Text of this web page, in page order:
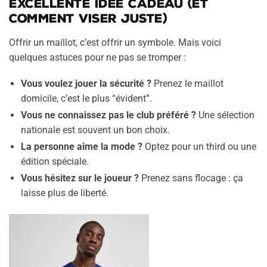
excellente idée cadeau (et
comment viser juste)
Offrir un maillot, c’est offrir un symbole. Mais voici
quelques astuces pour ne pas se tromper :
Vous voulez jouer la sécurité ? Prenez le maillot
domicile, c’est le plus “évident”.
Vous ne connaissez pas le club préféré ? Une sélection
nationale est souvent un bon choix.
La personne aime la mode ? Optez pour un third ou une
édition spéciale.
Vous hésitez sur le joueur ? Prenez sans flocage : ça
laisse plus de liberté.